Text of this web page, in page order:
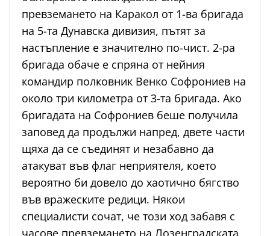
превземането на Каракол от 1-ва бригада
на 5-та Дунавска дивизия, пътят за
настъпление е значително по-чист. 2-ра
бригада обаче е спряна от нейния
командир полковник Венко Софрониев на
около три километра от 3-та бригада. Ако
бригадата на Софрониев беше получила
заповед да продължи напред, двете части
щяха да се съединят и незабавно да
атакуват във флаг неприятеля, което
вероятно би довело до хаотично бягство
във вражеските редици. Някои
специалисти сочат, че този ход забавя с
часове превземането на Лозенградската